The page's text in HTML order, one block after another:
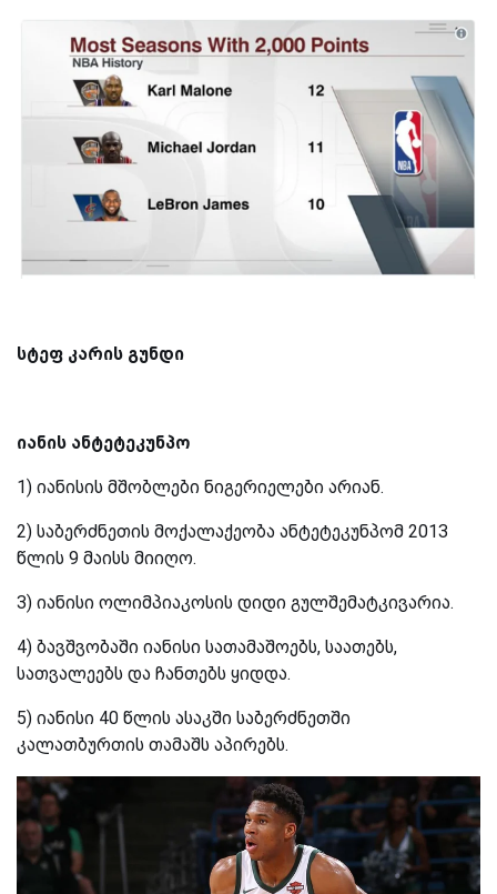
სტეფ კარის გუნდი
იანის ანტეტეკუნპო
1) იანისის მშობლები ნიგერიელები არიან.
2) საბერძნეთის მოქალაქეობა ანტეტეკუნპომ 2013
წლის 9 მაისს მიიღო.
3) იანისი ოლიმპიაკოსის დიდი გულშემატკივარია.
4) ბავშვობაში იანისი სათამაშოებს, საათებს,
სათვალეებს და ჩანთებს ყიდდა.
5) იანისი 40 წლის ასაკში საბერძნეთში
კალათბურთის თამაშს აპირებს.